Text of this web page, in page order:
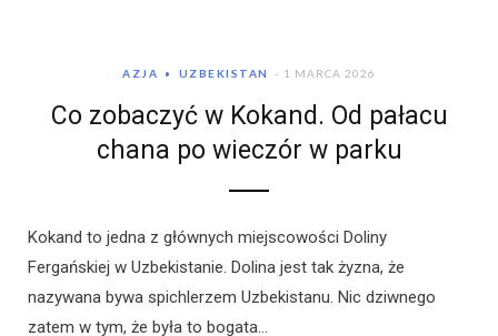
AZJA UZBEKISTAN 1 MARCA 2026
Co zobaczyć w Kokand. Od pałacu
chana po wieczór w parku
Kokand to jedna z głównych miejscowości Doliny
Fergańskiej w Uzbekistanie. Dolina jest tak żyzna, że
nazywana bywa spichlerzem Uzbekistanu. Nic dziwnego
zatem w tym, że była to bogata…